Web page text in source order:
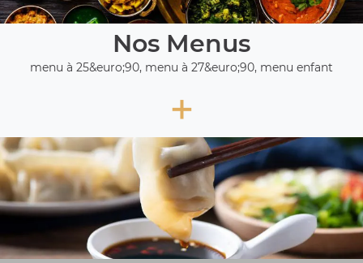
Nos Menus
menu à 25&euro;90, menu à 27&euro;90, menu enfant
+